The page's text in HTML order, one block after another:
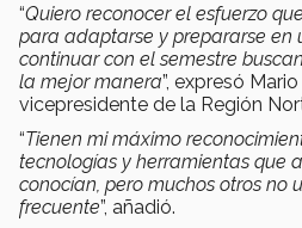
“Quiero reconocer el esfuerzo
para adaptarse y prepararse en
continuar con el semestre
la mejor manera”, expresó
vicepresidente de la Región
“Tienen mi máximo
tecnologías y herramientas que
conocían, pero muchos otros no
frecuente”, añadió.